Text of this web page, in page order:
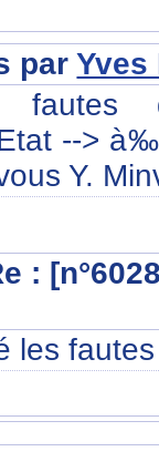
par
fautes
-->
Y.
:
les